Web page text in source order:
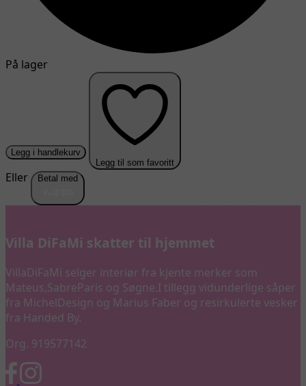
På lager
Legg i handlekurv
Legg til som favoritt
Eller Betal med
Villa DiFaMi skatter til hjemmet
VillaDiFaMi selger interiør fra kjente merker som
Mateus,SabreParis og Søgne.I tillegg vidunderlige såper
fra MichelDesign og Marius Faber og resirkulerte vesker
fra Handed By.
Org. 919577142